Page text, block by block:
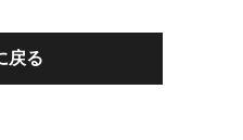
戻る